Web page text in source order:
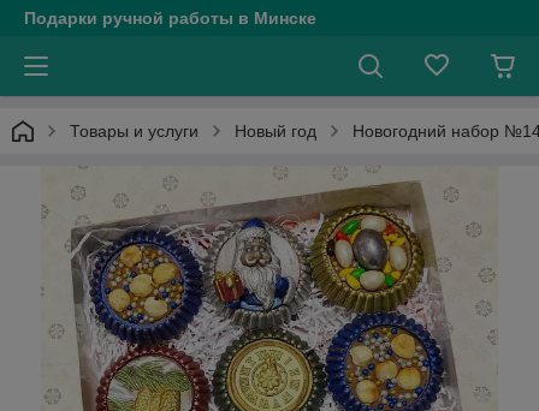
Подарки ручной работы в Минске
Товары и услуги Новый год Новогодний набор